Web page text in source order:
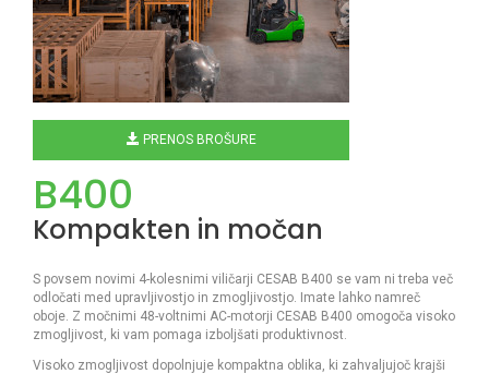
PRENOS BROŠURE
B400
Kompakten in močan
S povsem novimi 4-kolesnimi viličarji CESAB B400 se vam ni treba več
odločati med upravljivostjo in zmogljivostjo. Imate lahko namreč
oboje. Z močnimi 48-voltnimi AC-motorji CESAB B400 omogoča visoko
zmogljivost, ki vam pomaga izboljšati produktivnost.
Visoko zmogljivost dopolnjuje kompaktna oblika, ki zahvaljujoč krajši